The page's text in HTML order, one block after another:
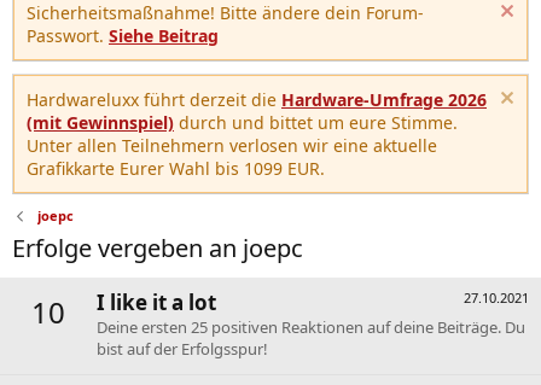
Sicherheitsmaßnahme! Bitte ändere dein Forum-
Passwort. Siehe Beitrag
Hardwareluxx führt derzeit die Hardware-Umfrage 2026
(mit Gewinnspiel) durch und bittet um eure Stimme.
Unter allen Teilnehmern verlosen wir eine aktuelle
Grafikkarte Eurer Wahl bis 1099 EUR.
joepc
Erfolge vergeben an joepc
10 27.10.2021
I like it a lot
Deine ersten 25 positiven Reaktionen auf deine Beiträge. Du
bist auf der Erfolgsspur!